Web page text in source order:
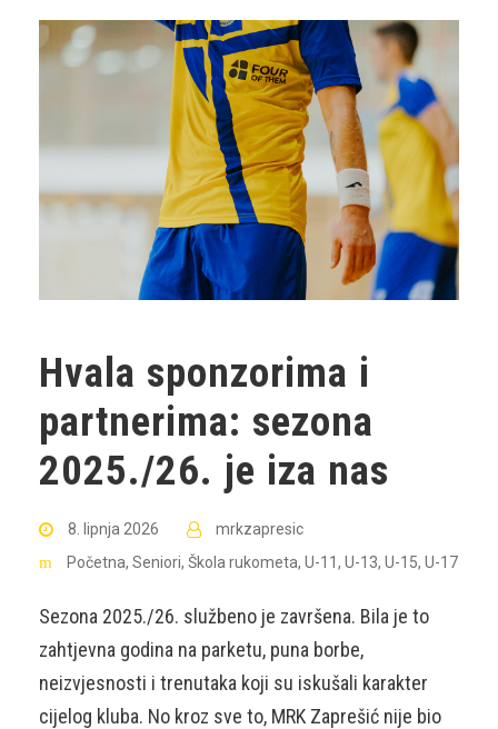
Hvala sponzorima i
partnerima: sezona
2025./26. je iza nas
8. lipnja 2026
mrkzapresic
Početna, Seniori, Škola rukometa, U-11, U-13, U-15, U-17
Sezona 2025./26. službeno je završena. Bila je to
zahtjevna godina na parketu, puna borbe,
neizvjesnosti i trenutaka koji su iskušali karakter
cijelog kluba. No kroz sve to, MRK Zaprešić nije bio